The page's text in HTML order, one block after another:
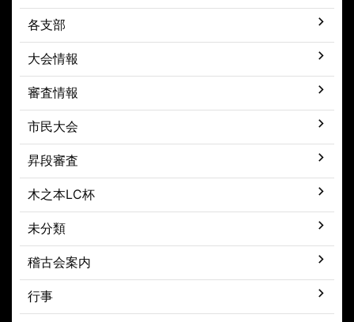
各支部
大会情報
審査情報
市民大会
昇段審査
木之本LC杯
未分類
稽古会案内
行事